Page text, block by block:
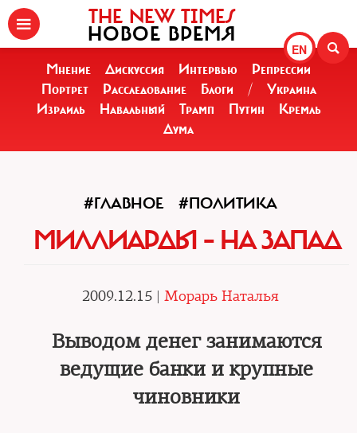
EN
THE NEW TIMES
НОВОЕ ВРЕМЯ
Мнение Дискуссия Интервью
Репрессии
Портрет
Расследование Блоги /
Украина
Израиль
Навальный Трамп Путин
Кремль
Дума
#ГЛАВНОЕ #ПОЛИТИКА
МИЛЛИАРДЫ – НА ЗАПАД
2009.12.15 | Морарь Наталья
Выводом денег занимаются
ведущие банки и крупные
чиновники